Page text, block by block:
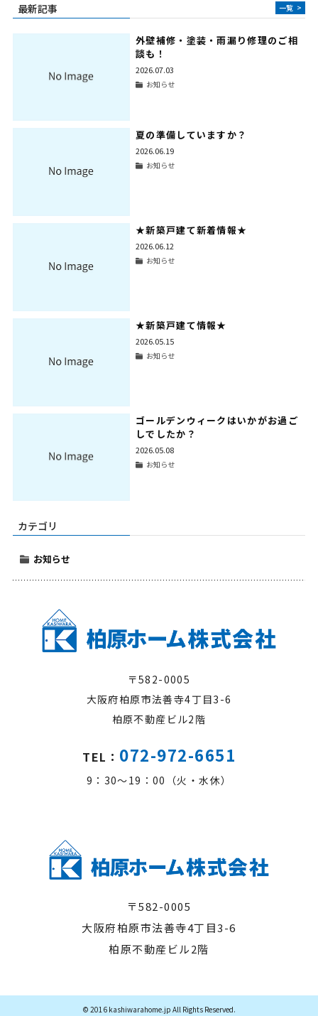
最新記事 一覧 >
外壁補修・塗装・雨漏り修理のご相
談も！
2026.07.03
お知らせ
夏の準備していますか？
2026.06.19
お知らせ
★新築戸建て新着情報★
2026.06.12
お知らせ
★新築戸建て情報★
2026.05.15
お知らせ
ゴールデンウィークはいかがお過ご
しでしたか？
2026.05.08
お知らせ
カテゴリ
お知らせ
〒582-0005
大阪府柏原市法善寺4丁目3-6
柏原不動産ビル2階
TEL： 072-972-6651
9：30～19：00（火・水休）
〒582-0005
大阪府柏原市法善寺4丁目3-6
柏原不動産ビル2階
© 2016 kashiwarahome.jp All Rights Reserved.